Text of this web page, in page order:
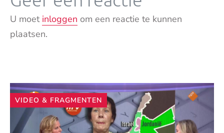
U moet inloggen om een reactie te kunnen
plaatsen.
Andere
artikelen
VIDEO & FRAGMENTEN